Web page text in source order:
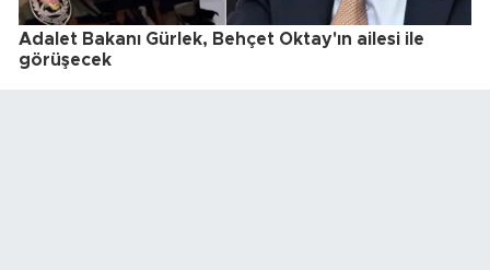
Adalet Bakanı Gürlek, Behçet Oktay'ın ailesi ile
görüşecek